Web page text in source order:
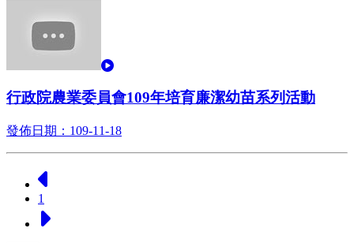
行政院農業委員會109年培育廉潔幼苗系列活動
發佈日期：109-11-18
1